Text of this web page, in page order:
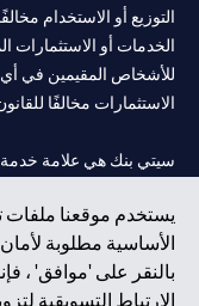
يستخدم موقعنا ملفات
الأساسية مطلوبة
بالنقر على 'موافق' ،
الارتباط التسويقية
التوزيع أو الاستخدام
الخدمات أو الاستثمارات
للأشخاص المقيمين في أي
الاستثمارات مخالفًا
سيتي بنك إن. إيه.